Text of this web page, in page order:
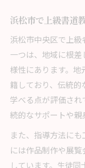
静岡の書
大人が硬
浜松市の
書道教室
る
浜松市で上級書道
浜松市中央区で上
一つは、地域に根
様性にあります。
籍しており、伝統的
学べる点が評価さ
続的なサポートや親
また、指導方法に
には作品制作や展
しています。生徒